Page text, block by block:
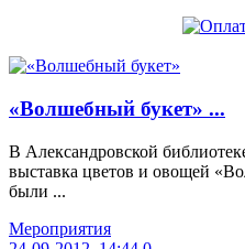
«Волшебный букет» ...
В Александровской
выставка цветов и овощей
были ...
Мероприятия